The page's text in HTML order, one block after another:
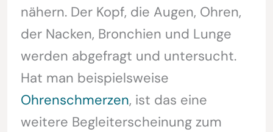
nähern. Der Kopf, die Augen, Ohren,
der Nacken, Bronchien und Lunge
werden abgefragt und untersucht.
Hat man beispielsweise
Ohrenschmerzen, ist das eine
weitere Begleiterscheinung zum